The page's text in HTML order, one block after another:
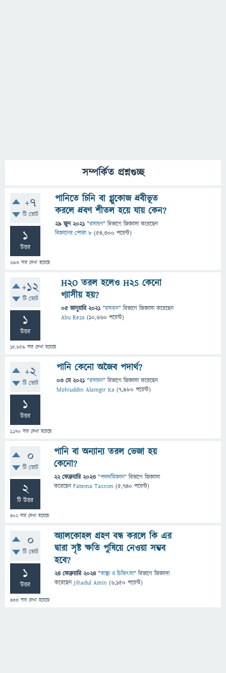
সম্পর্কিত প্রশ্নগুচ্ছ
+7
টি ভোট
1
উত্তর
693 বার দেখা হয়েছে
পানিতে চিনি বা গ্লুকোজ দ্রবীভূত
করলে দ্রবণ শীতল হয়ে যায় কেন?
29 জুন 2021 "রসায়ন" বিভাগে জিজ্ঞাসাকরেছেন
বিজ্ঞানের পোকা ৮ (54,300 পয়েন্ট)
+12
টি ভোট
1
উত্তর
15,659 বার দেখা হয়েছে
H2O তরল হলেও H2S কেনো
গ্যাসীয় হয়?
05 জানুয়ারি 2021 "রসায়ন" বিভাগে জিজ্ঞাসাকরেছেন
Abu Reza (10,660 পয়েন্ট)
+2
টি ভোট
1
উত্তর
1,170 বার দেখা হয়েছে
পানি কেনো অজৈব পদার্থ?
03 মে 2021 "রসায়ন" বিভাগে জিজ্ঞাসাকরেছেন
Mohiuddin Alamgir Ka (7,980 পয়েন্ট)
0
টি ভোট
2
টি উত্তর
402বার দেখা হয়েছে
পানি বা অন্যান্য তরল ভেজা হয়
কেনো?
22 ফেব্রুয়ারি 2023 "পদার্থবিজ্ঞান" বিভাগে জিজ্ঞাসা
করেছেনFatema Tasnim (5,740 পয়েন্ট)
0
টি ভোট
1
উত্তর
433 বার দেখা হয়েছে
অ্যালকোহল গ্রহণ বন্ধ করলে কি এর
দ্বারা সৃষ্ট ক্ষতি পুষিয়ে নেওয়া সম্ভব
হবে?
24 ফেব্রুয়ারি 2024 "স্বাস্থ্য ও চিকিৎসা" বিভাগে জিজ্ঞাসা
করেছেনJihadul Amin (6,150 পয়েন্ট)